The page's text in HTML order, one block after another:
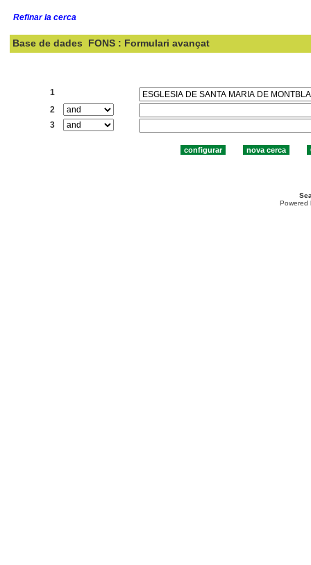
Refinar la cerca
Base de dades FONS : Formulari avançat
1
2
3